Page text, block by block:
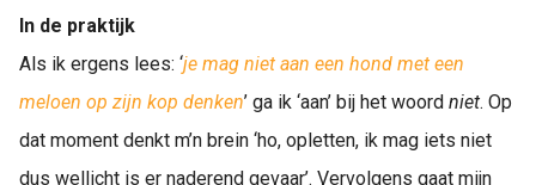
In de praktijk
Als ik ergens lees: ‘je mag niet aan een hond met een
meloen op zijn kop denken’ ga ik ‘aan’ bij het woord niet. Op
dat moment denkt m’n brein ‘ho, opletten, ik mag iets niet
dus wellicht is er naderend gevaar’. Vervolgens gaat mijn